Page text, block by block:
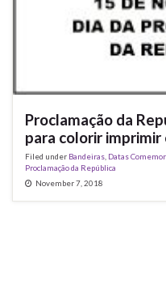
Proclamação da
para colorir imprimir
Filed under Bandeiras Datas
Proclamação da República
November 7, 2018